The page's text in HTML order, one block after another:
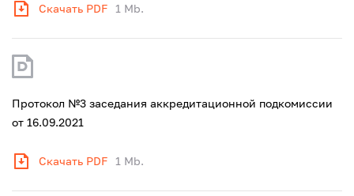
Скачать PDF 1 Mb.
Протокол №3 заседания аккредитационной подкомиссии
от 16.09.2021
Скачать PDF 1 Mb.